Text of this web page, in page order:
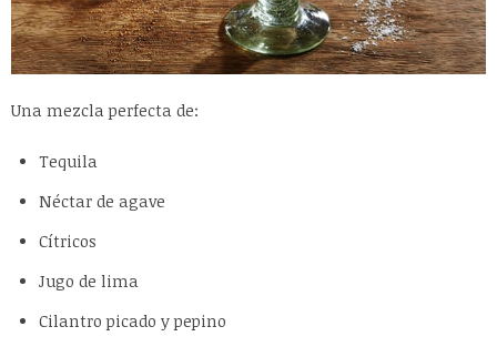
Una mezcla perfecta de:
Tequila
Néctar de agave
Cítricos
Jugo de lima
Cilantro picado y pepino